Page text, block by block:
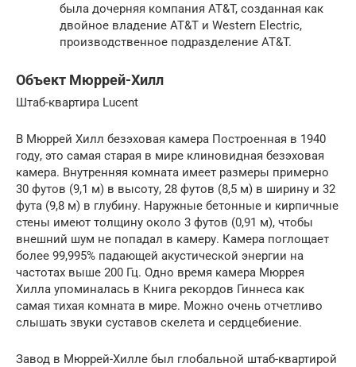
была дочерняя компания AT&T, созданная как
двойное владение AT&T и Western Electric,
производственное подразделение AT&T.
Объект Мюррей-Хилл
Штаб-квартира Lucent
В Мюррей Хилл безэховая камера Построенная в 1940
году, это самая старая в мире клиновидная безэховая
камера. Внутренняя комната имеет размеры примерно
30 футов (9,1 м) в высоту, 28 футов (8,5 м) в ширину и 32
фута (9,8 м) в глубину. Наружные бетонные и кирпичные
стены имеют толщину около 3 футов (0,91 м), чтобы
внешний шум не попадал в камеру. Камера поглощает
более 99,995% падающей акустической энергии на
частотах выше 200 Гц. Одно время камера Мюррея
Хилла упоминалась в Книга рекордов Гиннеса как
самая тихая комната в мире. Можно очень отчетливо
слышать звуки суставов скелета и сердцебиение.
Завод в Мюррей-Хилле был глобальной штаб-квартирой